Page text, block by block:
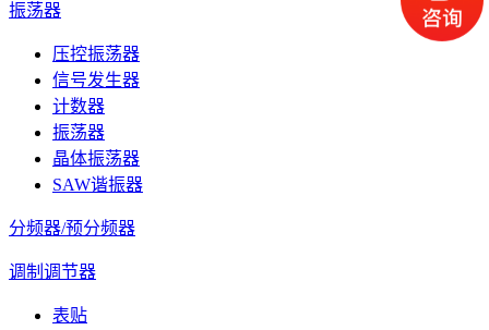
振荡器
压控振荡器
信号发生器
计数器
振荡器
晶体振荡器
SAW谐振器
分频器/预分频器
调制调节器
表贴